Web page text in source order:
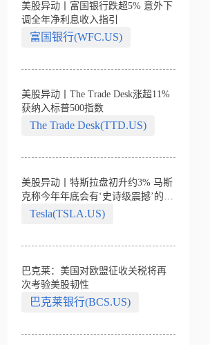
美股异动丨富国银行跌超5% 意外下
调全年净利息收入指引
富国银行(WFC.US)
美股异动丨The Trade Desk涨超11%
获纳入标普500指数
The Trade Desk(TTD.US)
美股异动丨特斯拉盘初升约3% 马斯
克称今年年底会有‘史诗级震撼’的演
示Tesla(TSLA.US)
巴克莱：美国对欧盟征收关税将再
次考验美股韧性
巴克莱银行(BCS.US)